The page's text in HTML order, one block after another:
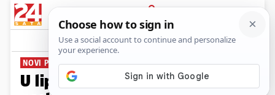
PRIJAVA
News Komentari
NOVI PODACI
U lipnju 1,75 mil. zaposlenih, 1,1